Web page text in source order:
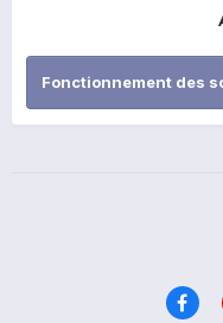
Fonctionnement des